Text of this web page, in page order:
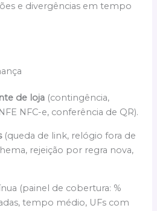
e divergências em tempo
de loja (contingência,
NFC-e, conferência de QR).
(queda de link, relógio fora de
rejeição por regra nova,
(painel de cobertura: %
tempo médio, UFs com